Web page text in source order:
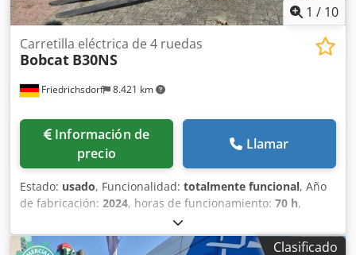
1 / 10
Friedrichsdorf 8.421 km
Carretilla eléctrica de 4 ruedas
Bobcat B30NS
Información de
precio
Llamar
Estado: usado, Funcionalidad: totalmente funcional, Año
de fabricación: 2024, horas de funcionamiento: 70 h,
3.000 kg, altura de elevación:
mm, ascensor libre:1.475 mm, tipo de combustible:
Clasificado